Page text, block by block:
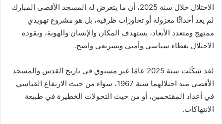
الاحتلال خلال سنة 2025، أن ما يتعرض له المسجد الأقصى المبارك
لم يعد أحداثًا معزولة أو تجاوزات ظرفية، بل هو مشروع تهويدي
ممنهج ومتعدد الأبعاد، يستهدف المكان والإنسان والهوية، ويقوده
الاحتلال بغطاء سياسي وأمني وتشريعي واضح.
لقد شكّلت سنة 2025 عامًا غير مسبوق في تاريخ القدس والمسجد
الأقصى منذ احتلالهما سنة 1967، سواء من حيث الارتفاع القياسي
في أعداد المقتحمين، أو من حيث التحولات الخطيرة في طبيعة
الانتهاكات.